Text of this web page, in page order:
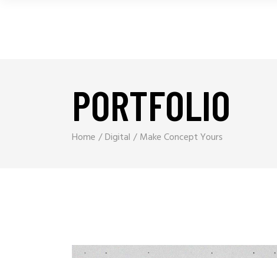
PORTFOLIO
Home Digital Make Concept Yours